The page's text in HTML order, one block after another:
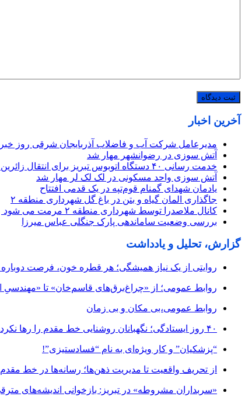
آخرین اخبار
مدیرعامل شرکت آب و فاضلاب آذربایجان شرقی روز
آتش سوزی در رضوانشهر مهار شد
خدمت رسانی ۴۰ دستگاه اتوبوس تبریز برای انتقال زائرین اربعین از مهران
آتش سوزی واحد مسکونی در لک لک لر مهار شد
یادمان شهدای گمنام قوم‌تپه در یک قدمی افتتاح
جاگذاری المان گیاه و بتن در باغ گل شهرداری منطقه ۲
کانال ملاصدرا توسط شهرداری منطقه ۲ مرمت می شود
بررسی وضعیت ساماندهی پارک جنگلی عباس میرزا
گزارش، تحلیل و یادداشت
روایتی از یک نیاز همیشگی؛ هر قطره خون، فرصت
روابط عمومی؛ از «چراغ‌برق‌های قاسم‌خان» تا «مهندسیِ
روابط عمومی،بی مکان و بی زمان
۴۰ روز ایستادگی؛ نگهبانان روشنایی خط مقدم را رها نکردند
“پزشکیان” و کار ویژه‌ای به نام “فسادستیزی”!
از تحریف واقعیت تا مدیریت ذهن‌ها؛ رسانه‌ها در خط
«سربداران مشروطه» در تبریز: بازخوانی اندیشه‌های